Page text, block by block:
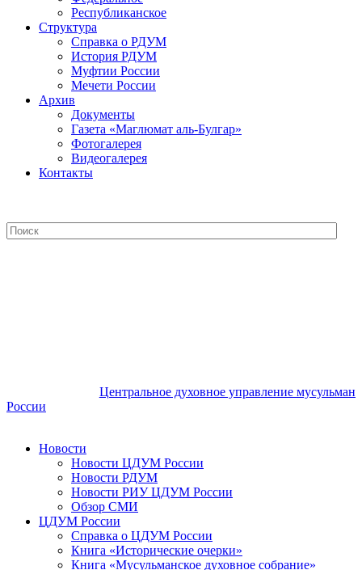
Республиканское
Структура
Справка о РДУМ
История РДУМ
Муфтии России
Мечети России
Архив
Документы
Газета «Маглюмат аль-Булгар»
Фотогалерея
Видеогалерея
Контакты
Центральное духовное управление мусульман
России
Новости
Новости ЦДУМ России
Новости РДУМ
Новости РИУ ЦДУМ России
Обзор СМИ
ЦДУМ России
Справка о ЦДУМ России
Книга «Исторические очерки»
Книга «Мусульманское духовное собрание»